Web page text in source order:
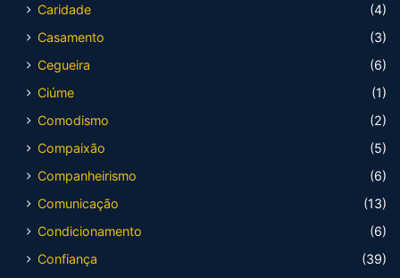
Caridade
(4)
Casamento
(3)
Cegueira
(6)
Ciúme
(1)
Comodismo
(2)
Compaixão
(5)
Companheirismo
(6)
Comunicação
(13)
Condicionamento
(6)
Confiança
(39)